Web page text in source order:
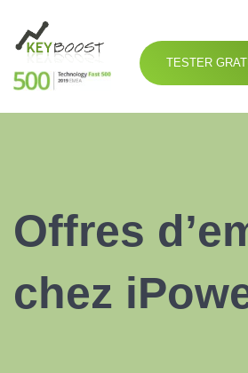
TESTER
Offres
chez